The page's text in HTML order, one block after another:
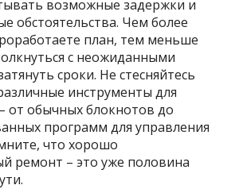
возможные задержки и
обстоятельства. Чем более
план, тем меньше
с неожиданными
сроки. Не стесняйтесь
инструменты для
от обычных блокнотов до
программ для управления
что хорошо
ремонт – это уже половина